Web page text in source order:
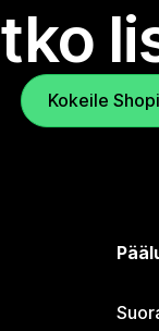
Kokeile